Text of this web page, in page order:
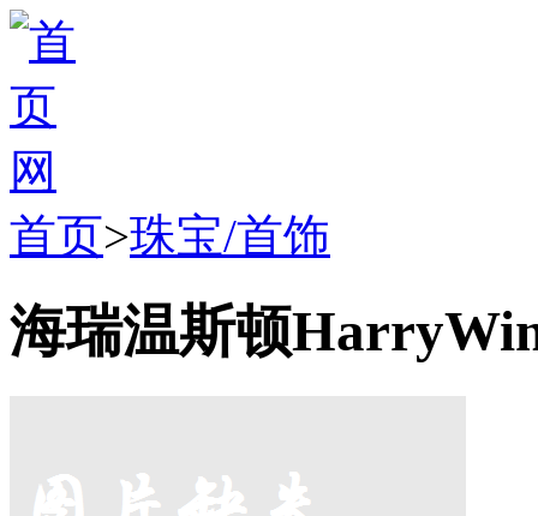
首页>珠宝/首饰
海瑞温斯顿